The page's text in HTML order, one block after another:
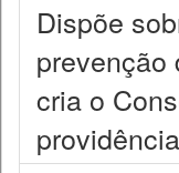
Dispõe
prevenção
cria o